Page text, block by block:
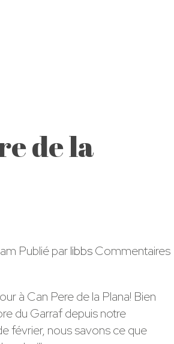
de la
Publié parlibbsCommentaires
à Can Pere de la Plana! Bien
du Garraf depuis notre
février, nous savons ce que